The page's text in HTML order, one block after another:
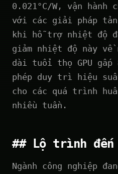
0.021°C/W, vận hành
với các giải pháp
khi hỗ trợ nhiệt độ
giảm nhiệt độ này
dài tuổi thọ GPU
phép duy trì hiệu
cho các quá trình
nhiều tuần.
## Lộ trình đến
Ngành công nghiệp